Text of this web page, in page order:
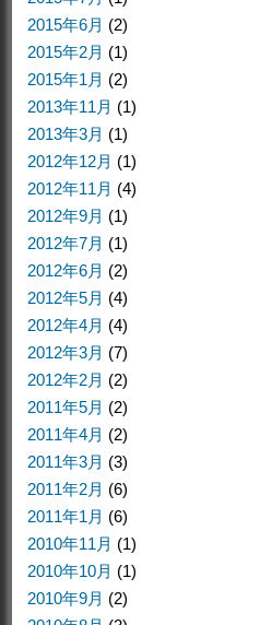
2015年6月 (2)
2015年2月 (1)
2015年1月 (2)
2013年11月 (1)
2013年3月 (1)
2012年12月 (1)
2012年11月 (4)
2012年9月 (1)
2012年7月 (1)
2012年6月 (2)
2012年5月 (4)
2012年4月 (4)
2012年3月 (7)
2012年2月 (2)
2011年5月 (2)
2011年4月 (2)
2011年3月 (3)
2011年2月 (6)
2011年1月 (6)
2010年11月 (1)
2010年10月 (1)
2010年9月 (2)